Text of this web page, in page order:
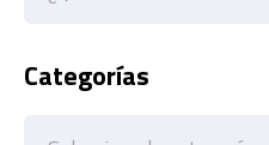
Categorías